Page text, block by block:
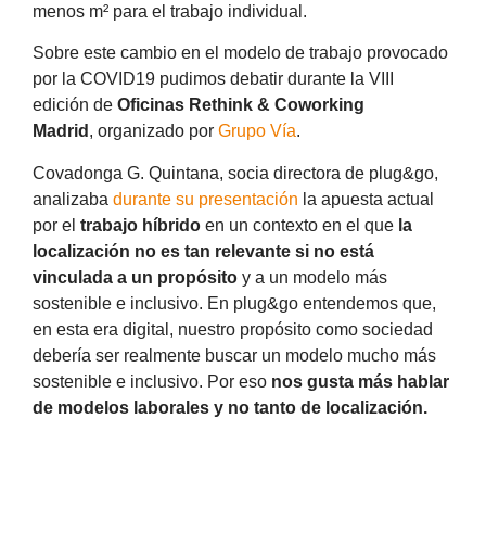
menos m² para el trabajo individual.
Sobre este cambio en el modelo de trabajo provocado
por la COVID19 pudimos debatir durante la VIII
edición de Oficinas Rethink & Coworking
Madrid , organizado por Grupo Vía.
Covadonga G. Quintana, socia directora de plug&go,
analizaba durante su presentación la apuesta actual
por el trabajo híbrido en un contexto en el que la
localización no es tan relevante si no está
vinculada a un propósito y a un modelo más
sostenible e inclusivo. En plug&go entendemos que,
en esta era digital, nuestro propósito como sociedad
debería ser realmente buscar un modelo mucho más
sostenible e inclusivo. Por eso nos gusta más hablar
de modelos laborales y no tanto de localización.